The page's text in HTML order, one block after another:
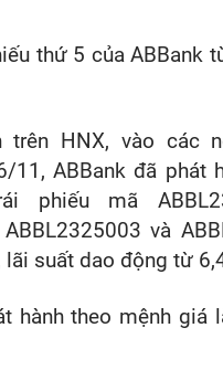
thứ 5 của ABBank
trên HNX, vào các
ABBank đã phát
phiếu mã
và
lãi suất dao động từ
hành theo mệnh giá